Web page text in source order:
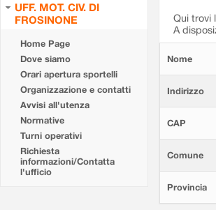
UFF. MOT. CIV. DI
FROSINONE
Home Page
Dove siamo
Orari apertura sportelli
Organizzazione e contatti
Avvisi all'utenza
Normative
Turni operativi
Richiesta
informazioni/Contatta
l'ufficio
Qui trovi
A
Nome
Indirizzo
CAP
Comune
Provincia